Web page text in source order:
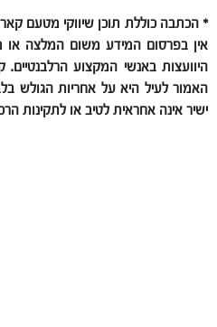
* הכתבה כוללת תוכן שיווקי מטעם
אין בפרסום המידע משום המלצה או
היוועצות באנשי המקצוע
ישיר אינה אחראית לטיב או לתקינות